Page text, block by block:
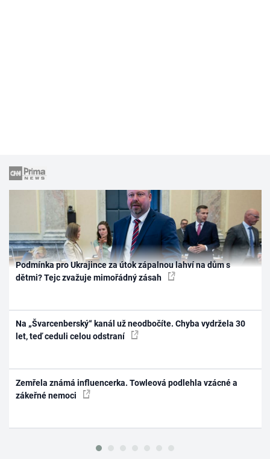
Podmínka pro Ukrajince za útok zápalnou lahví na dům s
dětmi? Tejc zvažuje mimořádný zásah
Na „Švarcenberský“ kanál už neodbočíte. Chyba vydržela 30
let, teď ceduli celou odstraní
Zemřela známá influencerka. Towleová podlehla vzácné a
zákeřné nemoci